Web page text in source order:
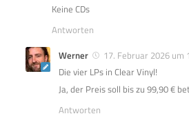
Keine CDs
Antworten
Werner
17. Februar 2026 um
Die vier LPs in Clear Vinyl!
Ja, der Preis soll bis zu 99,90 €
Antworten